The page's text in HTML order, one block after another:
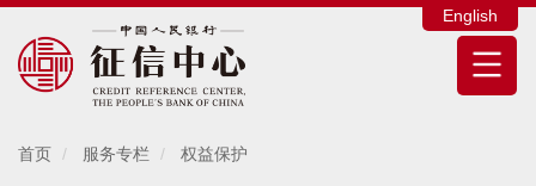
English
首页 服务专栏 权益保护